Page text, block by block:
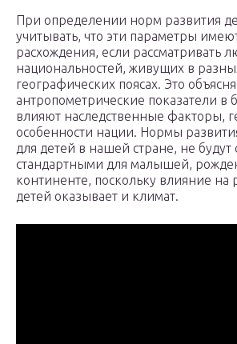
При определении норм развития
учитывать, что эти параметры
расхождения, если рассматривать
национальностей, живущих в
географических поясах. Это
антропометрические показатели в
влияют наследственные факторы,
особенности нации. Нормы
для детей в нашей стране, не будут
стандартными для малышей,
континенте, поскольку влияние на
детей оказывает и климат.